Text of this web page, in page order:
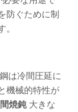
防ぐために制
は冷間圧延に
機械的特性が
焼鈍大きな